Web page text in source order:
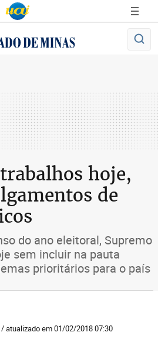
hoje,
de
do ano eleitoral, Supremo
sem incluir na pauta
prioritários para o país
atualizado em 01/02/2018 07:30